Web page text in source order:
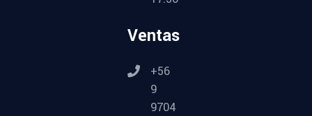
Ventas
+56
9
9704